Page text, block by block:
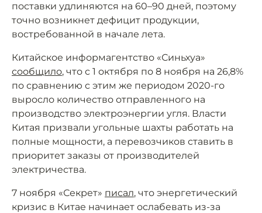
поставки удлиняются на 60–90 дней, поэтому
точно возникнет дефицит продукции,
востребованной в начале лета.
Китайское информагентство «Синьхуа»
сообщило, что с 1 октября по 8 ноября на 26,8%
по сравнению с этим же периодом 2020-го
выросло количество отправленного на
производство электроэнергии угля. Власти
Китая призвали угольные шахты работать на
полные мощности, а перевозчиков ставить в
приоритет заказы от производителей
электричества.
7 ноября «Секрет» писал, что энергетический
кризис в Китае начинает ослабевать из-за